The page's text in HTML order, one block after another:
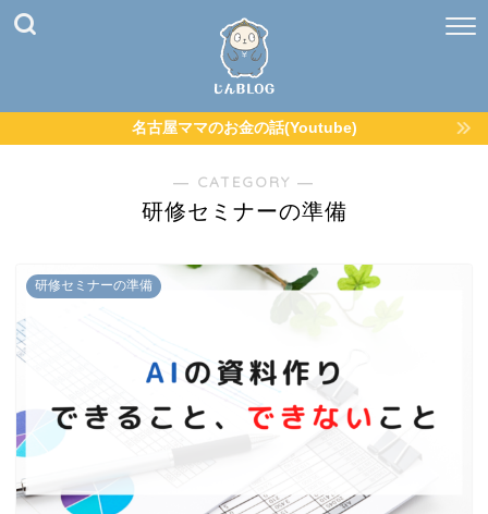
名古屋ママのお金の話(Youtube)
― CATEGORY ―
研修セミナーの準備
研修セミナーの準備